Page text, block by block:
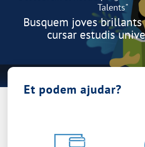
Talents"
Busquem joves
cursar estudis
Et podem ajudar?